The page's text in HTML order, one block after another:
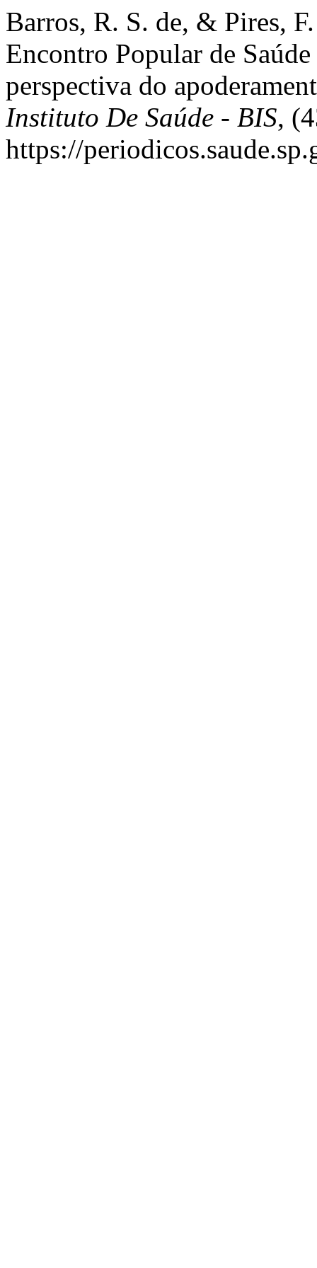
Barros, R. S. de, & Pires,
Encontro Popular de
perspectiva do
Instituto De Saúde - BIS,
https://